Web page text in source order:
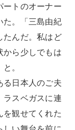
ートのオーナー
。「三島由紀
たんだ。私はど
から少しでもは
。
る日本人のご夫
ラスベガスに連
を観せてくれた